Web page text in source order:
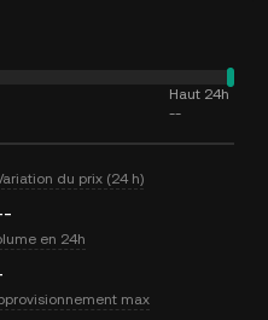
Haut 24h
--
du prix (24 h)
en 24h
max